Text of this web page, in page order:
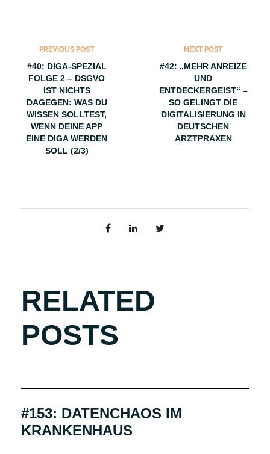
PREVIOUS POST
#40: DIGA-SPEZIAL
FOLGE 2 – DSGVO
IST NICHTS
DAGEGEN: WAS DU
WISSEN SOLLTEST,
WENN DEINE APP
EINE DIGA WERDEN
SOLL (2/3)
NEXT POST
#42: „MEHR ANREIZE
UND
ENTDECKERGEIST“ –
SO GELINGT DIE
DIGITALISIERUNG IN
DEUTSCHEN
ARZTPRAXEN
RELATED
POSTS
#153: DATENCHAOS IM
KRANKENHAUS